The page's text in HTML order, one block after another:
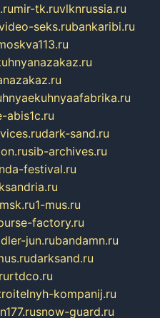
mir-tk.ruvlknrussia.ru
seks.rubankaribi.ru
abis1c.ru
dark-sand.ru
sib-archives.ru
festival.ru
1-mus.ru
factory.ru
jun.rubandamn.ru
darksand.ru
rtdco.ru
kompanij.ru
snow-guard.ru